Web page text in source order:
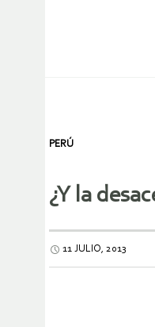
PERÚ
¿Y la
11 JULIO, 2013